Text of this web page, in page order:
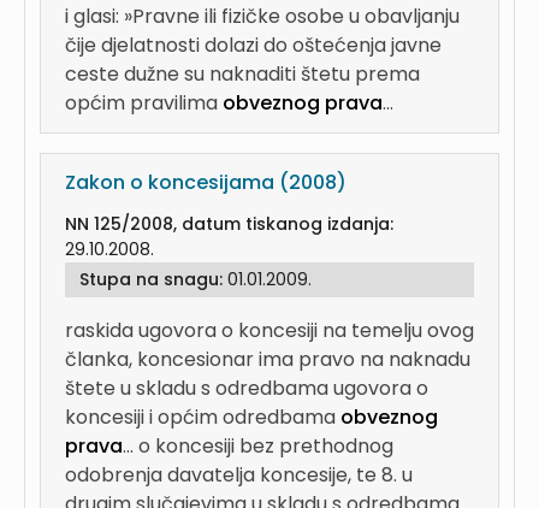
i glasi: »Pravne ili fizičke osobe u obavljanju
čije djelatnosti dolazi do oštećenja javne
ceste dužne su naknaditi štetu prema
općim pravilima obveznog prava...
Zakon o koncesijama (2008)
NN 125/2008, datum tiskanog izdanja:
29.10.2008.
Stupa na snagu: 01.01.2009.
raskida ugovora o koncesiji na temelju ovog
članka, koncesionar ima pravo na naknadu
štete u skladu s odredbama ugovora o
koncesiji i općim odredbama obveznog
prava... o koncesiji bez prethodnog
odobrenja davatelja koncesije, te 8. u